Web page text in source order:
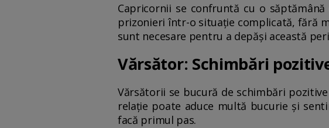
Capricornii se confruntă cu o
prizonieri într-o situație complicată, fără
sunt necesare pentru a depăși această
Vărsător: Schimbări
Vărsătorii se bucură de schimbări
relație poate aduce multă bucurie și
facă primul pas.